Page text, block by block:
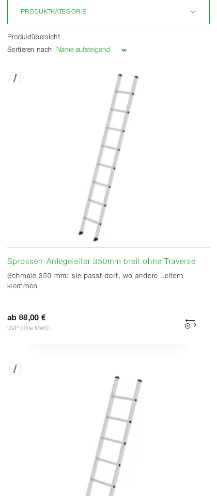
PRODUKTKATEGORIE
Produktübersicht
Sortieren nach
Sprossen-Anlegeleiter 350mm breit ohne Traverse
Schmale 350 mm: sie passt dort, wo andere Leitern
klemmen
ab 88,00 €
UVP ohne MwSt.